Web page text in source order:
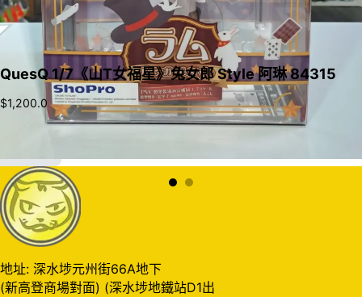
QuesQ 1/7《山T女福星》兔女郎 Style 阿琳 84315
$1,200.0
地址: 深水埗元州街66A地下
(新高登商場對面) (深水埗地鐵站D1出